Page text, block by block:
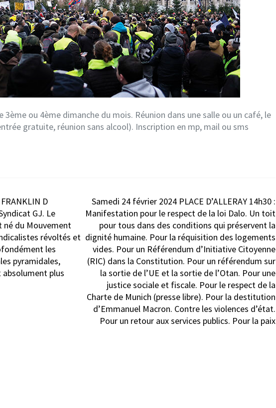
3ème ou 4ème dimanche du mois. Réunion dans une salle ou un café, le
gratuite, réunion sans alcool). Inscription en mp, mail ou sms
D
GJ. Le
né du Mouvement
révoltés et
les
pyramidales,
plus
Samedi 24 février 2024 PLACE D’ALLERAY 14h30 :
Manifestation pour le respect de la loi Dalo. Un toit
pour tous dans des conditions qui préservent la
dignité humaine. Pour la réquisition des logements
vides. Pour un Référendum d’Initiative Citoyenne
(RIC) dans la Constitution. Pour un référendum sur
la sortie de l’UE et la sortie de l’Otan. Pour une
justice sociale et fiscale. Pour le respect de la
Charte de Munich (presse libre). Pour la destitution
d’Emmanuel Macron. Contre les violences d’état.
Pour un retour aux services publics. Pour la paix